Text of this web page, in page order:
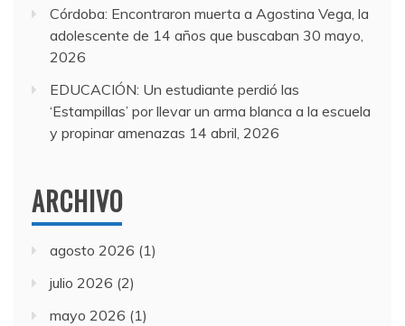
Córdoba: Encontraron muerta a Agostina Vega, la
adolescente de 14 años que buscaban 30 mayo,
2026
EDUCACIÓN: Un estudiante perdió las
‘Estampillas’ por llevar un arma blanca a la escuela
y propinar amenazas 14 abril, 2026
ARCHIVO
agosto 2026 (1)
julio 2026 (2)
mayo 2026 (1)